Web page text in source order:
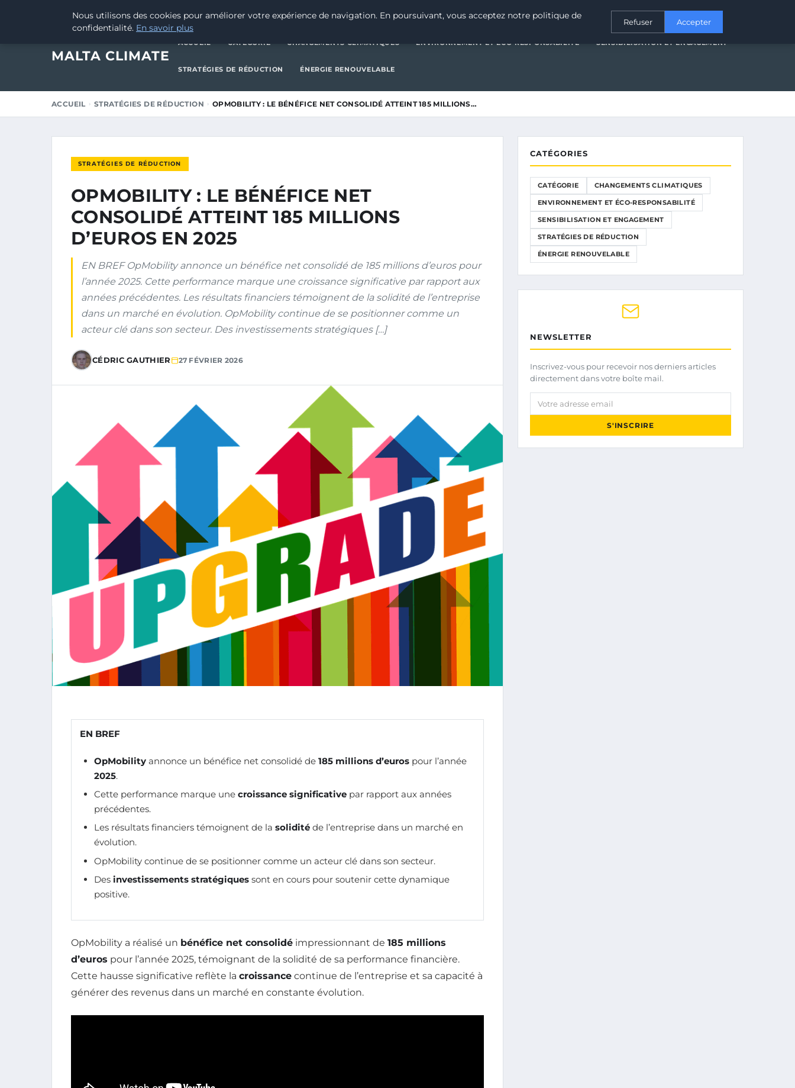
27 FÉVRIER 2026 CATÉGORIE CHANGEMENTS CLIMATIQUES ENVIRONNEMENT ET ÉCO-RESPONSABILITÉSENSIBILISATION ET ENGAGEMENT
MALTA CLIMATE
ACCUEIL CATÉGORIE CHANGEMENTS CLIMATIQUES ENVIRONNEMENT ET ÉCO-RESPONSABILITÉ SENSIBILISATION ET ENGAGEMENT
STRATÉGIES DE RÉDUCTION ÉNERGIE RENOUVELABLE
ACCUEIL STRATÉGIES DE RÉDUCTION OPMOBILITY : LE BÉNÉFICE NET CONSOLIDÉ ATTEINT 185 MILLIONS…
STRATÉGIES DE RÉDUCTION
OPMOBILITY : LE BÉNÉFICE NET
CONSOLIDÉ ATTEINT 185 MILLIONS
D’EUROS EN 2025
EN BREF OpMobility annonce un bénéfice net consolidé de 185 millions d’euros pour
l’année 2025. Cette performance marque une croissance significative par rapport aux
années précédentes. Les résultats financiers témoignent de la solidité de l’entreprise
dans un marché en évolution. OpMobility continue de se positionner comme un
acteur clé dans son secteur. Des investissements stratégiques […]
CÉDRIC GAUTHIER 27 FÉVRIER 2026
EN BREF
OpMobility annonce un bénéfice net consolidé de 185 millions d’euros pour l’année
2025.
Cette performance marque une croissance significative par rapport aux années
précédentes.
Les résultats financiers témoignent de la solidité de l’entreprise dans un marché en
évolution.
OpMobility continue de se positionner comme un acteur clé dans son secteur.
Des investissements stratégiques sont en cours pour soutenir cette dynamique
positive.
OpMobility a réalisé un bénéfice net consolidé impressionnant de 185 millions
d’euros pour l’année 2025, témoignant de la solidité de sa performance financière.
Cette hausse significative reflète la croissance continue de l’entreprise et sa capacité à
générer des revenus dans un marché en constante évolution.
CATÉGORIES
CATÉGORIE CHANGEMENTS CLIMATIQUES
ENVIRONNEMENT ET ÉCO-RESPONSABILITÉ
SENSIBILISATION ET ENGAGEMENT
STRATÉGIES DE RÉDUCTION
ÉNERGIE RENOUVELABLE
NEWSLETTER
Inscrivez-vous pour recevoir nos derniers articles
directement dans votre boîte mail.
Votre adresse email
S'INSCRIRE
Nous utilisons des cookies pour améliorer votre expérience de navigation. En poursuivant, vous acceptez notre politique de
confidentialité. En savoir plus
Refuser Accepter